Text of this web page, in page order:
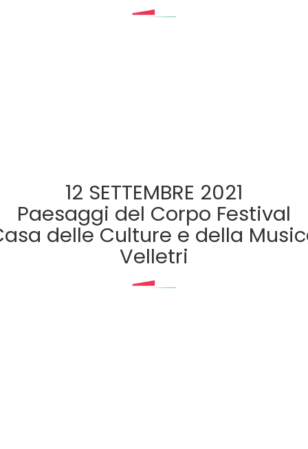
12 SETTEMBRE 2021
Paesaggi del Corpo Festival
delle Culture e della
Velletri